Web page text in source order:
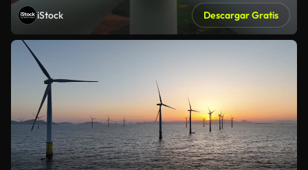
iStock Descargar Gratis